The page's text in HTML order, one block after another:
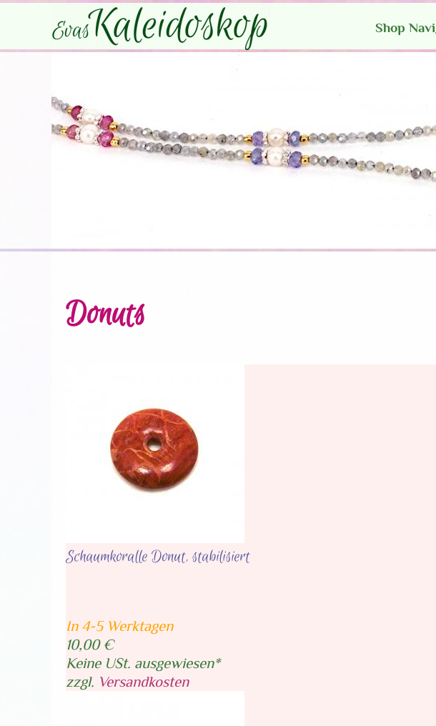
Shop
Donuts
Schaumkoralle Donut, stabilisiert
In 4-5 Werktagen
10,00 €
Keine USt. ausgewiesen*
zzgl. Versandkosten